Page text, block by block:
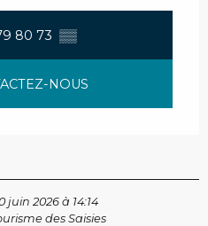
80 73 ▒▒
NOUS
juin 2026 à 14:14
des Saisies